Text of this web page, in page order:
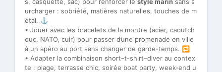
urcharger : sobriété, matières naturelles, touches de m
étal. ⚓
• Jouer avec les bracelets de la montre (acier, caoutch
ouc, NATO, cuir) pour passer d’une promenade en ville
à un apéro au port sans changer de garde-temps. 🔁
• Adapter la combinaison short–t-shirt–diver au contex
te : plage, terrasse chic, soirée boat party, week-end u